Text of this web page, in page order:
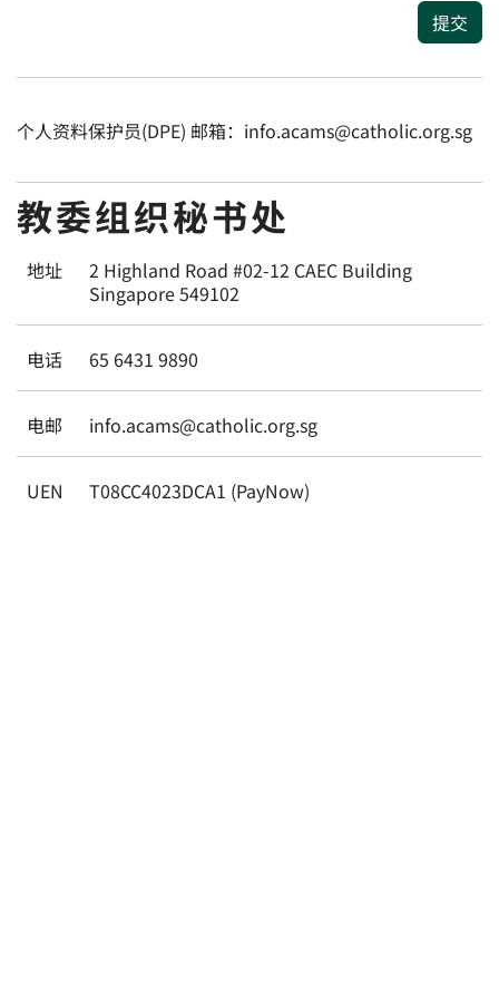
提交
个人资料保护员(DPE) 邮箱：info.acams@catholic.org.sg
教委组织秘书处
地址
2 Highland Road #02-12 CAEC Building
Singapore 549102
电话 65 6431 9890
电邮 info.acams@catholic.org.sg
UEN T08CC4023DCA1 (PayNow)